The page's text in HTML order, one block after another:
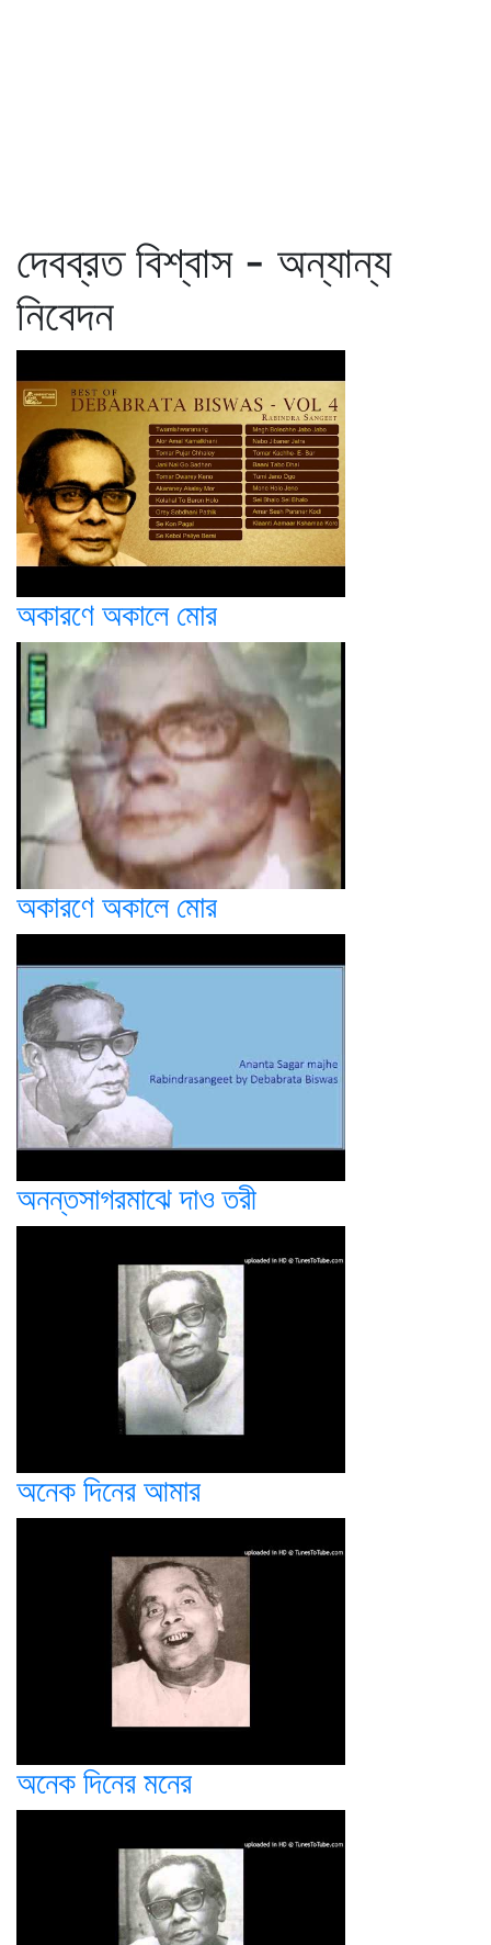
দেবব্রত বিশ্বাস - অন্যান্য
নিবেদন
অকারণে অকালে মোর
অকারণে অকালে মোর
অনন্তসাগরমাঝে দাও তরী
অনেক দিনের আমার
অনেক দিনের মনের